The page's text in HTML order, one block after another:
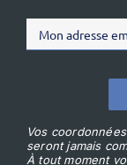
Vos
seront jamais
À tout moment